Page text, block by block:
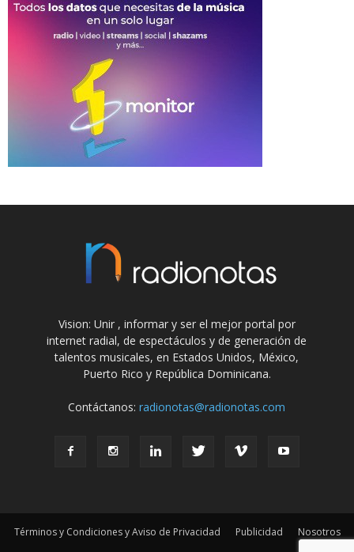
Vision: Unir , informar y ser el mejor portal por
internet radial, de espectáculos y de generación de
talentos musicales, en Estados Unidos, México,
Puerto Rico y República Dominicana.
Contáctanos:radionotas@radionotas.com
Términos y Condiciones y Aviso de Privacidad Publicidad Nosotros